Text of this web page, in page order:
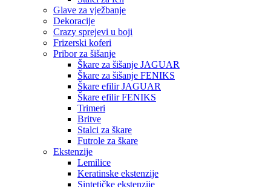
Glave za vježbanje
Dekoracije
Crazy sprejevi u boji
Frizerski koferi
Pribor za šišanje
Škare za šišanje JAGUAR
Škare za šišanje FENIKS
Škare efilir JAGUAR
Škare efilir FENIKS
Trimeri
Britve
Stalci za škare
Futrole za škare
Ekstenzije
Lemilice
Keratinske ekstenzije
Sintetičke ekstenzije